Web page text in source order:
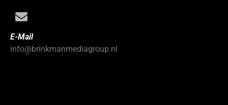
E-Mail
info@brinkmanmediagroup.nl